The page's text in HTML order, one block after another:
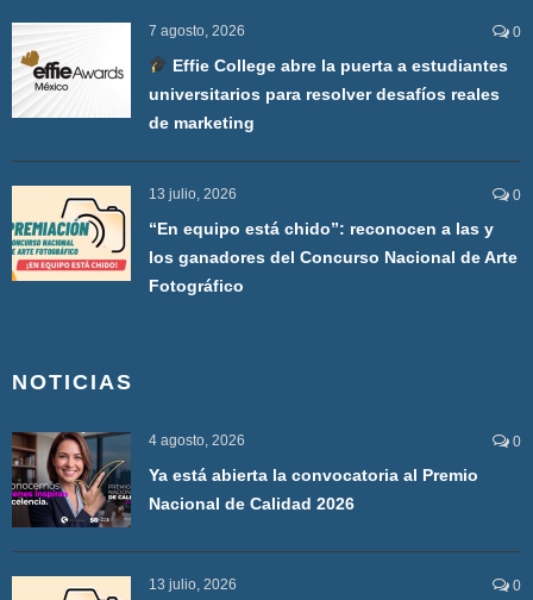
7 agosto, 2026 0
Effie College abre la puerta a estudiantes
universitarios para resolver desafíos reales
de marketing
13 julio, 2026 0
“En equipo está chido”: reconocen a las y
los ganadores del Concurso Nacional de Arte
Fotográfico
NOTICIAS
4 agosto, 2026 0
Ya está abierta la convocatoria al Premio
Nacional de Calidad 2026
13 julio, 2026 0